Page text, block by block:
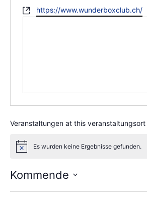
Websitehttps://www.wunderboxclub.ch/
Veranstaltungen at this veranstaltungsort
NoticeEs wurden keine Ergebnisse gefunden.
Kommende
Sie